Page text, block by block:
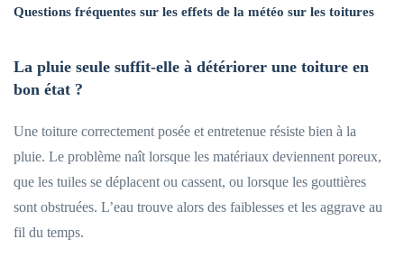
Questions fréquentes sur les effets de la météo sur les toitures
La pluie seule suffit-elle à détériorer une toiture en
bon état ?
Une toiture correctement posée et entretenue résiste bien à la
pluie. Le problème naît lorsque les matériaux deviennent poreux,
que les tuiles se déplacent ou cassent, ou lorsque les gouttières
sont obstruées. L’eau trouve alors des faiblesses et les aggrave au
fil du temps.